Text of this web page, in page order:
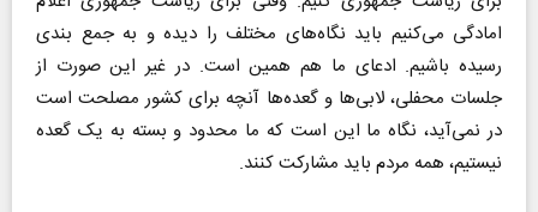
امادگی می‌کنیم باید نگاه‌های مختلف را دیده و به جمع بندی
رسیده باشیم. ادعای ما هم همین است. در غیر این صورت از
جلسات محفلی، لابی‌ها و گعده‌ها آنچه برای کشور مصلحت است
در نمی‌آید، نگاه ما این است که ما محدود و بسته به یک گعده
نیستیم، همه مردم باید مشارکت کنند.